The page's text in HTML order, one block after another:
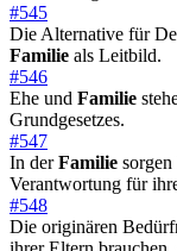
#545
Die Alternative für
Familie als Leitbild.
#546
Ehe und Familie
Grundgesetzes.
#547
In derFamilie
Verantwortung für
#548
Die originären